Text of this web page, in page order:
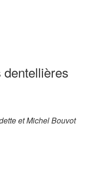
et Michel Bouvot